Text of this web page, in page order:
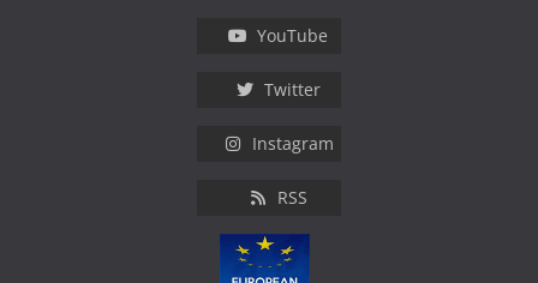
YouTube
Twitter
Instagram
RSS